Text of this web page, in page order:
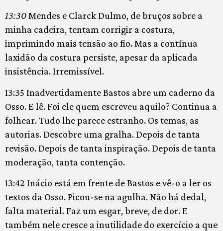
13:30 Mendes e Clarck Dulmo, de bruços sobre a
minha cadeira, tentam corrigir a costura,
imprimindo mais tensão ao fio. Mas a contínua
laxidão da costura persiste, apesar da aplicada
insistência. Irremissível.
13:35 Inadvertidamente Bastos abre um caderno da
Osso. E lê. Foi ele quem escreveu aquilo? Continua a
folhear. Tudo lhe parece estranho. Os temas, as
autorias. Descobre uma gralha. Depois de tanta
revisão. Depois de tanta inspiração. Depois de tanta
moderação, tanta contenção.
13:42 Inácio está em frente de Bastos e vê-o a ler os
textos da Osso. Picou-se na agulha. Não há dedal,
falta material. Faz um esgar, breve, de dor. E
também nele cresce a inutilidade do exercício a que